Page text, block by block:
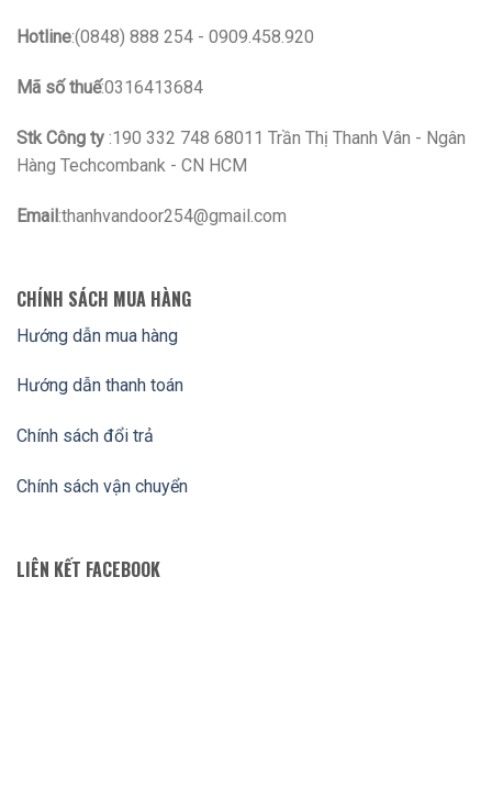
Hotline:(0848) 888 254 - 0909.458.920
Mã số thuế:0316413684
Stk Công ty :190 332 748 68011 Trần Thị Thanh Vân - Ngân
Hàng Techcombank - CN HCM
Email:thanhvandoor254@gmail.com
CHÍNH SÁCH MUA HÀNG
Hướng dẫn mua hàng
Hướng dẫn thanh toán
Chính sách đổi trả
Chính sách vận chuyển
LIÊN KẾT FACEBOOK